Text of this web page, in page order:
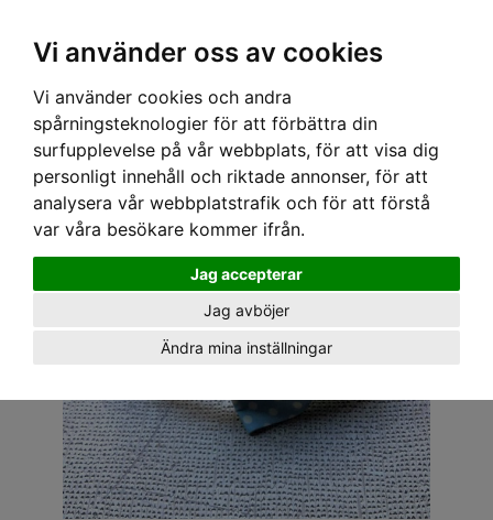
Vi använder oss av cookies
Vi använder cookies och andra
spårningsteknologier för att förbättra din
surfupplevelse på vår webbplats, för att visa dig
personligt innehåll och riktade annonser, för att
analysera vår webbplatstrafik och för att förstå
var våra besökare kommer ifrån.
Jag accepterar
Jag avböjer
Ändra mina inställningar
Hem› ACCESSOARER ›HÅRACCESSOARER › SWEET CO. DIADEM - FIN ROSETT TURKOS
BLÅ